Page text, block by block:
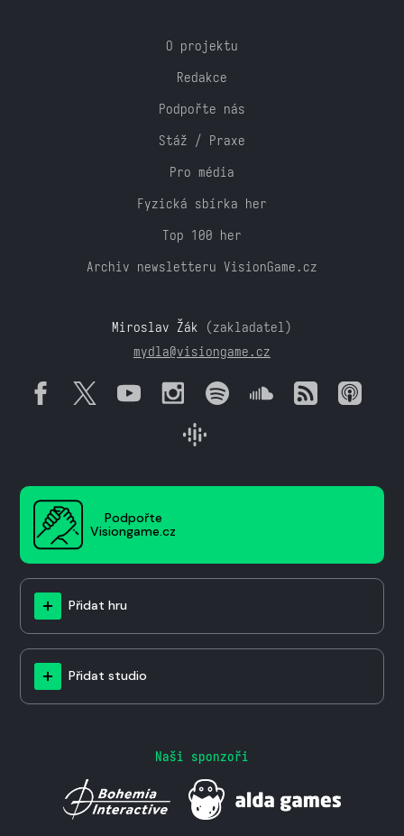
O projektu
Redakce
Podpořte nás
Stáž / Praxe
Pro média
Fyzická sbírka her
Top 100 her
Archiv newsletteru VisionGame.cz
Miroslav Žák (zakladatel)
mydla@visiongame.cz
Podpořte
Visiongame.cz
Přidat hru
Přidat studio
Naši sponzoři